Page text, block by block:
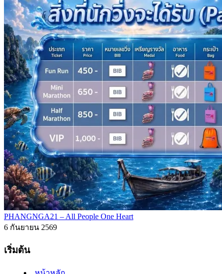
PHANGNGA21 – All People One Heart
6 กันยายน 2569
เริ่มต้น